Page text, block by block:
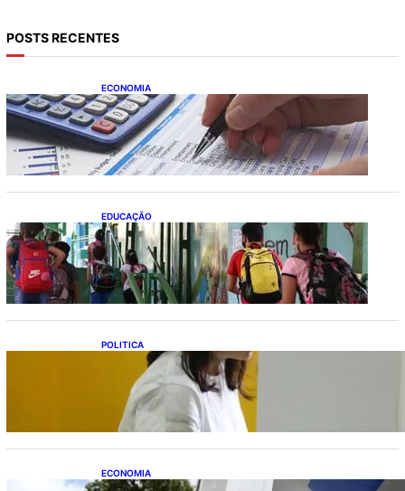
POSTS RECENTES
ECONOMIA
Busca dos brasileiros por crédito cresce
16,5%; Mato Grosso lidera ranking entre
estados
EDUCAÇÃO
Ensino fundamental melhora nas redes
municipais
POLITICA
Justiça Eleitoral prevê orçamento de R$ 13,9
bilhões para 2027; proposta segue para
PLOA
ECONOMIA